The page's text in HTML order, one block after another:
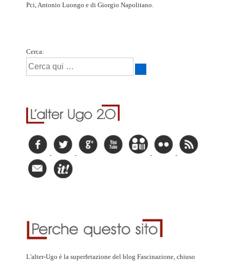
Pci, Antonio Luongo e di Giorgio Napolitano.
Cerca:
L'alter-Ugo è la superfetazione del blog Fascinazione, chiuso